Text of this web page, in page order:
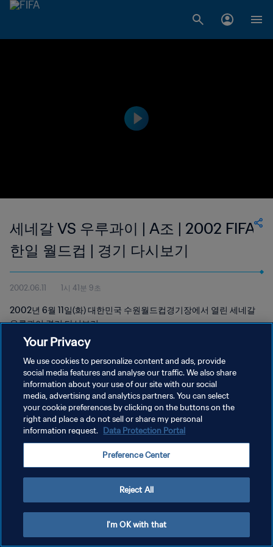
세네갈 VS 우루과이 | A조 | 2002 FIFA
한일 월드컵 | 경기 다시보기
2002.06.11 1시 41분 9초
2002년 6월 11일(화) 대한민국 수원월드컵경기장에서 열린 세네갈
우루과이 경기 다시보기
개인정보 보호정책
서비스 약관
쿠키 기본 설정 관리
Your Privacy
We use cookies to personalize content and ads, provide
social media features and analyse our traffic. We also share
information about your use of our site with our social
media, advertising and analytics partners. You can select
your cookie preferences by clicking on the buttons on the
right and place a do not sell or share my personal
information request. Data Protection Portal
Preference Center
Reject All
I'm OK with that